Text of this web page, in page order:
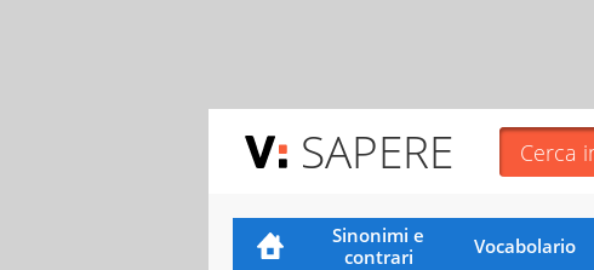
SAPERE
Sinonimi e
contrari
Vocabolario